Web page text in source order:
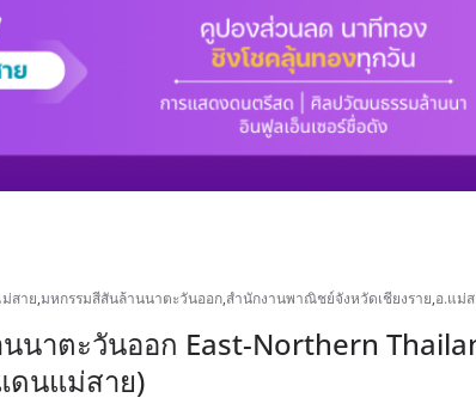
สาย,มหกรรมสีสันล้านนาตะวันออก,สำนักงานพาณิชย์จังหวัดเชียงราย,อ.แม่
นาตะวันออก East-Northern
ดนแม่สาย)